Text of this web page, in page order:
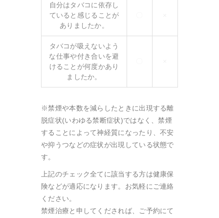
自分はタバコに依存し
ていると感じることが
ありましたか。
タバコが吸えないよう
な仕事や付き合いを避
けることが何度かあり
ましたか。
※禁煙や本数を減らしたときに出現する離
脱症状(いわゆる禁断症状)ではなく、禁煙
することによって神経質になったり、不安
や抑うつなどの症状が出現している状態で
す。
上記のチェック全てに該当する方は健康保
険などが適応になります。お気軽にご連絡
ください。
禁煙治療と申してくだされば、ご予約にて